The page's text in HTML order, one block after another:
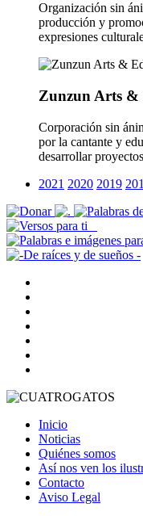
Organización sin
producción y
expresiones
Zunzun Arts &
Corporación sin
por la cantante y
desarrollar
2021 2020 2019
Inicio
Noticias
Quiénes somos
Así nos ven los
Contacto
Aviso Legal